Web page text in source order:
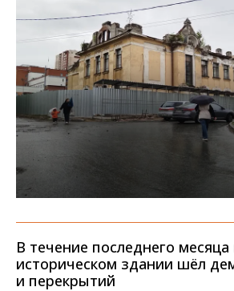
В течение последнего месяца
историческом здании шёл
и перекрытий